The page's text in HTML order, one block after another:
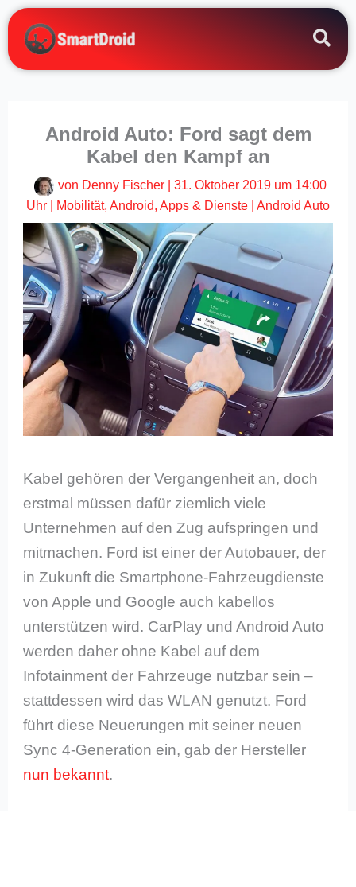
Zum
Inhalt
springen
Android Auto: Ford sagt dem
Kabel den Kampf an
von Denny Fischer
31. Oktober 2019 um 14:00
Uhr
Mobilität, Android, Apps & Dienste Android Auto
Kabel gehören der Vergangenheit an, doch
erstmal müssen dafür ziemlich viele
Unternehmen auf den Zug aufspringen und
mitmachen. Ford ist einer der Autobauer, der
in Zukunft die Smartphone-Fahrzeugdienste
von Apple und Google auch kabellos
unterstützen wird. CarPlay und Android Auto
werden daher ohne Kabel auf dem
Infotainment der Fahrzeuge nutzbar sein –
stattdessen wird das WLAN genutzt. Ford
führt diese Neuerungen mit seiner neuen
Sync 4-Generation ein, gab der Hersteller
nun bekannt.